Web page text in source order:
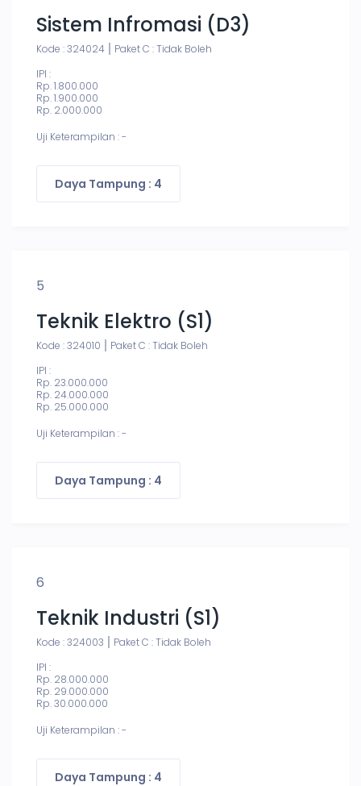
Sistem Infromasi (D3)
Kode : 324024
Paket C : Tidak Boleh
IPI :
Rp. 1.800.000
Rp. 1.900.000
Rp. 2.000.000
Uji Keterampilan : -
Daya Tampung : 4
5
Teknik Elektro (S1)
Kode : 324010
Paket C : Tidak Boleh
IPI :
Rp. 23.000.000
Rp. 24.000.000
Rp. 25.000.000
Uji Keterampilan : -
Daya Tampung : 4
6
Teknik Industri (S1)
Kode : 324003
Paket C : Tidak Boleh
IPI :
Rp. 28.000.000
Rp. 29.000.000
Rp. 30.000.000
Uji Keterampilan : -
Daya Tampung : 4